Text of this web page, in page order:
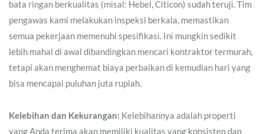
bata ringan berkualitas (misal: Hebel, Citicon) sudah teruji. Tim
pengawas kami melakukan inspeksi berkala, memastikan
semua pekerjaan memenuhi spesifikasi. Ini mungkin sedikit
lebih mahal di awal dibandingkan mencari kontraktor termurah,
tetapi akan menghemat biaya perbaikan di kemudian hari yang
bisa mencapai puluhan juta rupiah.
Kelebihan dan Kekurangan: Kelebihannya adalah properti
yang Anda terima akan memiliki kualitas yang konsisten dan